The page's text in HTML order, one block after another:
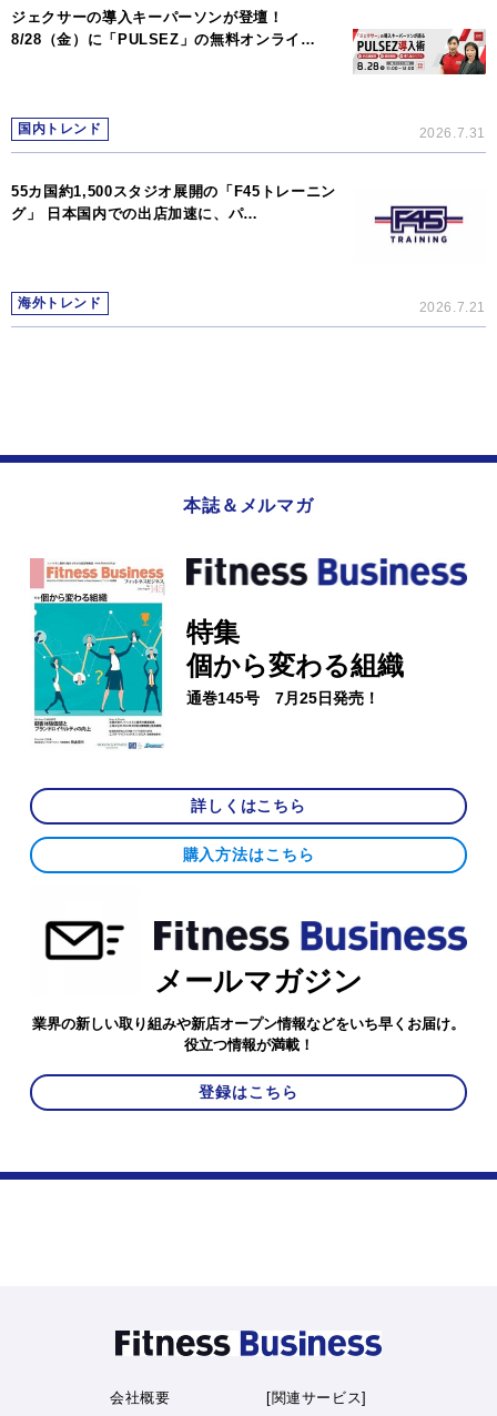
ジェクサーの導入キーパーソンが登壇！
8/28（金）に「PULSEZ」の無料オンライ…
国内トレンド 2026.7.31
55カ国約1,500スタジオ展開の「F45トレーニン
グ」 日本国内での出店加速に、パ…
海外トレンド 2026.7.21
本誌＆メルマガ
特集
個から変わる組織
通巻145号 7月25日発売！
詳しくはこちら
購入方法はこちら
メールマガジン
業界の新しい取り組みや新店オープン情報などをいち早くお届け。
役立つ情報が満載！
登録はこちら
会社概要
[関連サービス]